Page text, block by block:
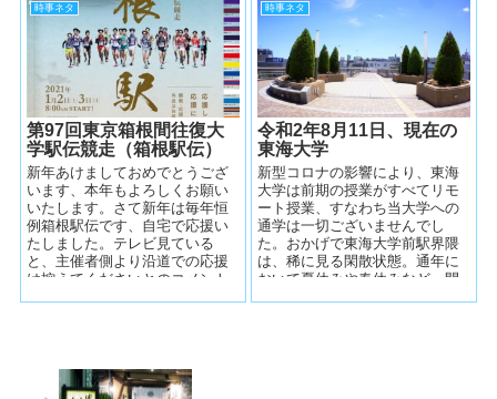
時事ネタ
第97回東京箱根間往復大
学駅伝競走（箱根駅伝）
新年あけましておめでとうござ
います、本年もよろしくお願い
いたします。さて新年は毎年恒
例箱根駅伝です、自宅で応援い
たしました。テレビ見ている
と、主催者側より沿道での応援
は控えてくださいとのコメント
時事ネタ
令和2年8月11日、現在の
東海大学
新型コロナの影響により、東海
大学は前期の授業がすべてリモ
ート授業、すなわち当大学への
通学は一切ございませんでし
た。おかげで東海大学前駅界隈
は、稀に見る閑散状態。通年に
おいて夏休みや春休みなど、閑